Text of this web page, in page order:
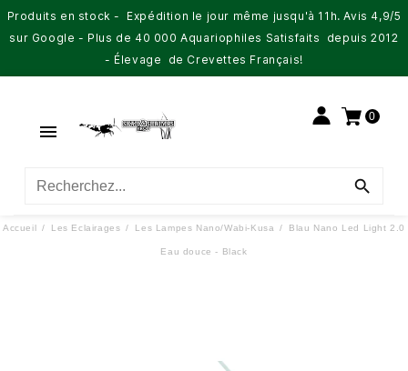
Produits en stock - Expédition le jour même jusqu'à 11h. Avis 4,9/5
sur Google - Plus de 40 000 Aquariophiles Satisfaits depuis 2012
- Élevage de Crevettes Français!

0

Accueil Les Eclairages Les Lampes Nano/Wabi-Kusa Blau Nano Led Light 2.0
Eau douce - Black